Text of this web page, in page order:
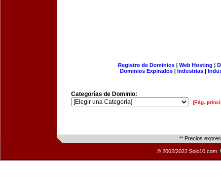
Registro de Dominios| Web Hosting |
Dominios Expirados | Industrias |
Categorías de Dominio:
[Pág.
** Precios
© 2002/2022 Solo10.com